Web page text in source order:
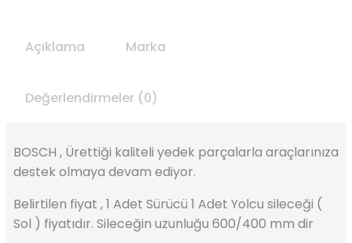
Açıklama Marka
Değerlendirmeler (0)
BOSCH , Ürettiği kaliteli yedek parçalarla araçlarınıza
destek olmaya devam ediyor.
Belirtilen fiyat , 1 Adet Sürücü 1 Adet Yolcu sileceği (
Sol ) fiyatıdır. Sileceğin uzunluğu 600/400 mm dir